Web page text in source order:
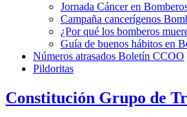
Jornada Cáncer en
Campaña cancerígenos
¿Por qué los bomberos
Guía de buenos hábitos en
Números atrasados Boletín CCOO
Pildoritas
Constitución Grupo de